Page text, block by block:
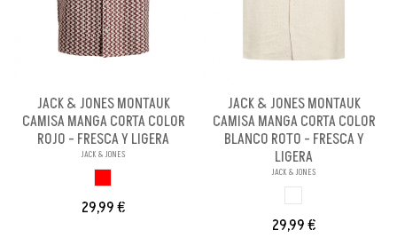
JACK & JONES MONTAUK
CAMISA MANGA CORTA COLOR
ROJO - FRESCA Y LIGERA
JACK & JONES
29,99 €
JACK & JONES MONTAUK
CAMISA MANGA CORTA COLOR
BLANCO ROTO - FRESCA Y
LIGERA
JACK & JONES
29,99 €